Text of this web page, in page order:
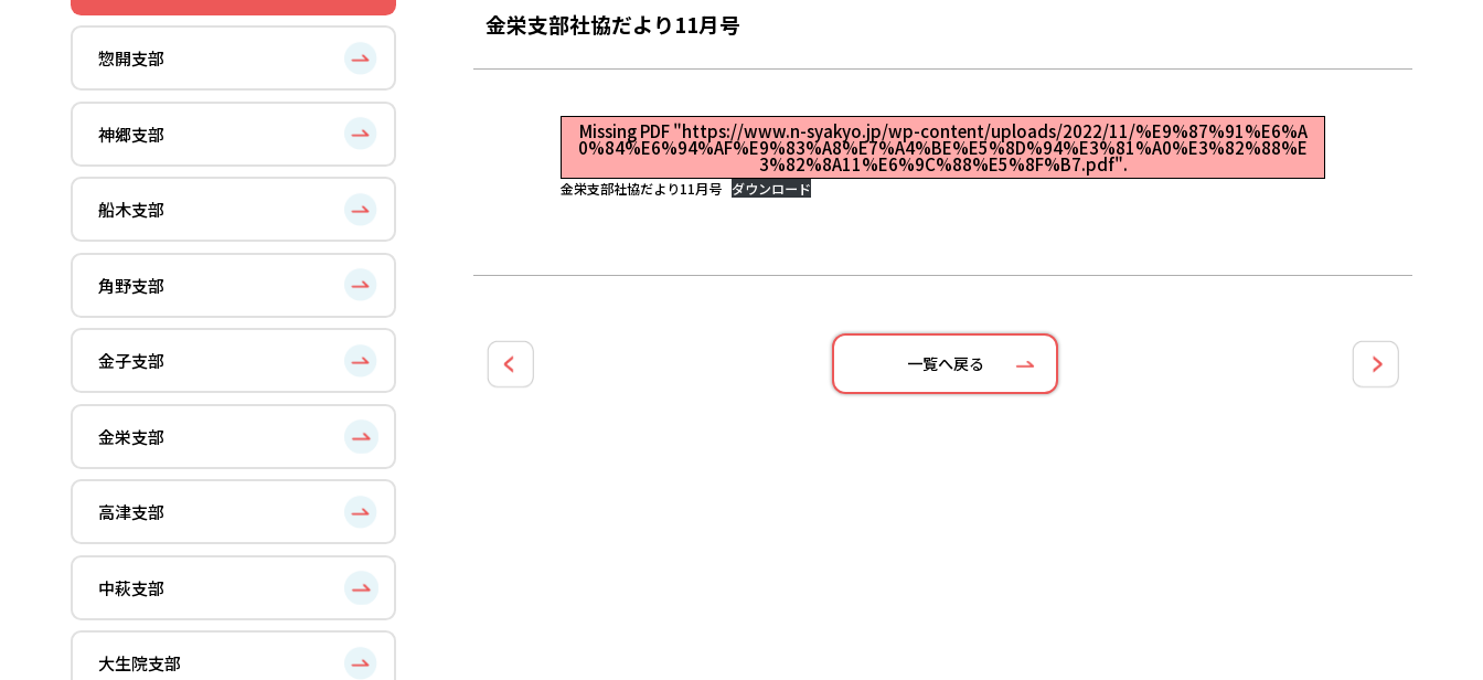
惣開支部
神郷支部
船木支部
角野支部
金子支部
金栄支部
高津支部
中萩支部
大生院支部
金栄支部社協だより11月号
Missing PDF "https://www.n-syakyo.jp/wp-content/uploads/2022/11/%E9%87%91%E6%A
0%84%E6%94%AF%E9%83%A8%E7%A4%BE%E5%8D%94%E3%81%A0%E3%82%88%E
3%82%8A11%E6%9C%88%E5%8F%B7.pdf".
金栄支部社協だより11月号 ダウンロード
一覧へ戻る